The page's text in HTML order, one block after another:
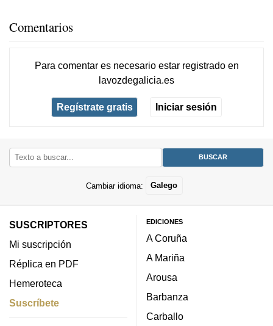
Comentarios
Para comentar es necesario estar registradoen
lavozdegalicia.es
Regístrate gratis Iniciar sesión
Cambiar idioma: Galego
SUSCRIPTORES
Mi suscripción
Réplica en PDF
Hemeroteca
Suscríbete
EDICIONES
A Coruña
A Mariña
Arousa
Barbanza
Carballo